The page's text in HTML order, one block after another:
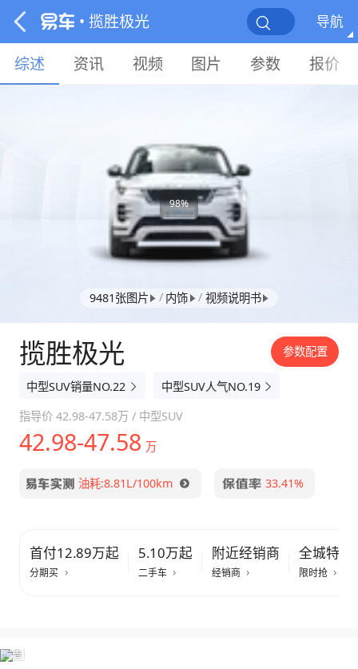
• 揽胜极光 导航
综述 资讯 视频 图片 参数 报价
98%
9481张图片 / 内饰 / 视频说明书
揽胜极光 参数配置
中型SUV销量NO.22
中型SUV人气NO.19
指导价 42.98-47.58万 / 中型SUV
42.98-47.58 万
油耗:8.81L/100km 33.41%
首付12.89万起
分期买
5.10万起
二手车
附近经销商
经销商
全城特惠
限时抢